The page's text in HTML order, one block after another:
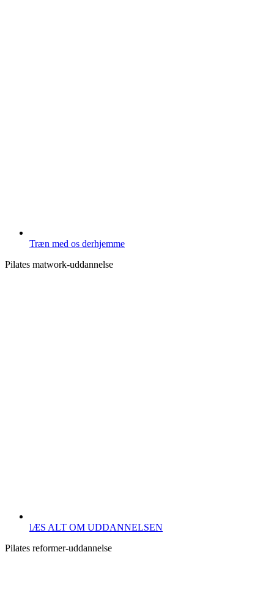
Træn med os derhjemme
Pilates matwork-uddannelse
lÆS ALT OM UDDANNELSEN
Pilates reformer-uddannelse